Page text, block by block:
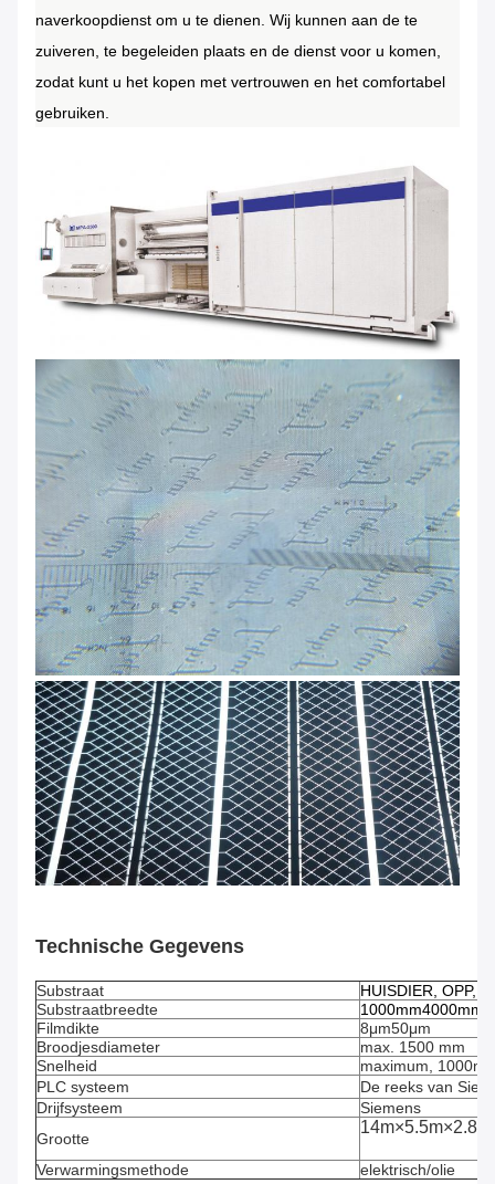
naverkoopdienst om u te dienen. Wij kunnen aan de te
zuiveren, te begeleiden plaats en de dienst voor u komen,
zodat kunt u het kopen met vertrouwen en het comfortabel
gebruiken.
Technische Gegevens
Substraat
HUISDIER, OPP,
Substraatbreedte
1000mm4000mm
Filmdikte
8μm50μm
Broodjesdiameter
max. 1500 mm
Snelheid
maximum, 1000m/
PLC systeem
De reeks van
Drijfsysteem
Siemens
Grootte
14m×5.5m×2.8m
Verwarmingsmethode elektrisch/olie